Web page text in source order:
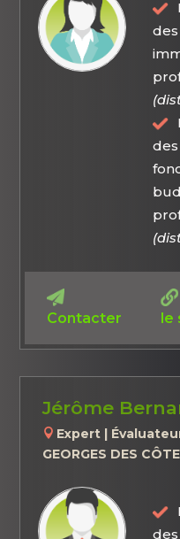
Contacter
le
Jérôme
Expert |
GEORGES DES